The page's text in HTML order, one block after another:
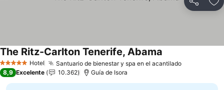
Compartir
5 Estrellas Hotel Santuario de bienestar y spa en el acantiladoVer precios
The Ritz-Carlton Tenerife, Abama
8,9 Excelente 10.362 Guía de Isora